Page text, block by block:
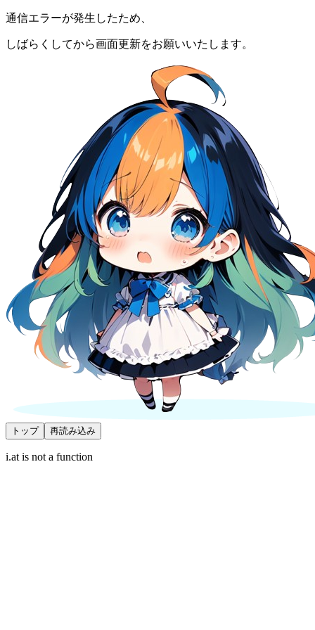
通信エラーが発生したため、
しばらくしてから画面更新をお願いいたします。
トップ 再読み込み
i.at is not a function